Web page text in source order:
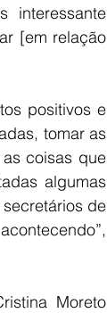
interessante
[em relação
positivos e
tomar as
coisas que
algumas
de
Moreto